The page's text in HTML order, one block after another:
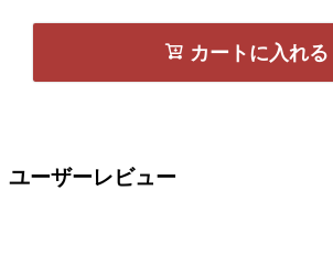
カートに入れる
ユーザーレビュー